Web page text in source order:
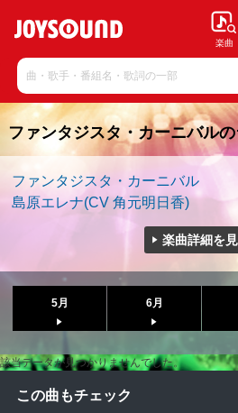
楽曲
ファンタジスタ・カーニバル
ファンタジスタ・カーニバル
島原エレナ(CV 角元明日香)
楽曲詳細を
5月 6月
該当データが見つかりませんでした。
この曲もチェック